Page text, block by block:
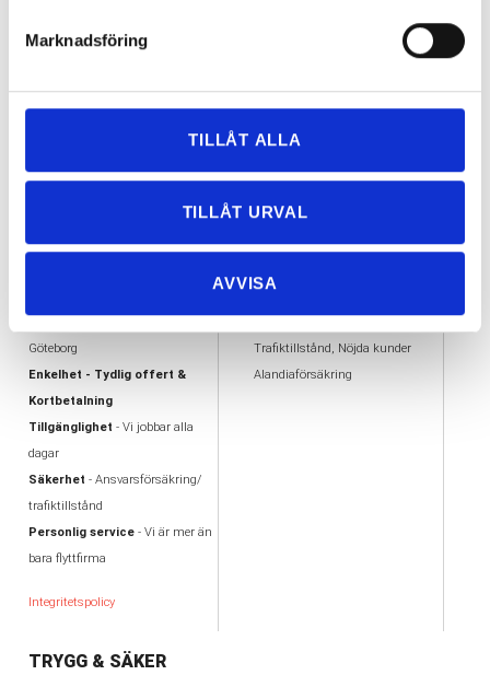
Marknadsföring
TILLÅT ALLA
TILLÅT URVAL
AVVISA
I denna sektion har vi samlat några
vanliga frågor vi ofta får om flyttning i
Göteborg. Läs och se tips och förslag.
Slå gärna en signal så berättar vi mer
och svarar på dina konkreta frågor.
Göteborg
Enkelhet - Tydlig offert &
Kortbetalning
Tillgänglighet - Vi jobbar alla
dagar
Säkerhet - Ansvarsförsäkring/
trafiktillstånd
Personlig service- Vi är mer än
bara flyttfirma
Integritetspolicy
Trafiktillstånd, Nöjda kunder
Alandiaförsäkring
TRYGG & SÄKER